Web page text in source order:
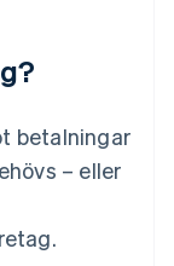
betalningar
– eller